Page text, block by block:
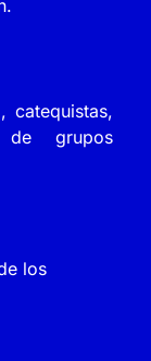
catequistas,
de grupos
los